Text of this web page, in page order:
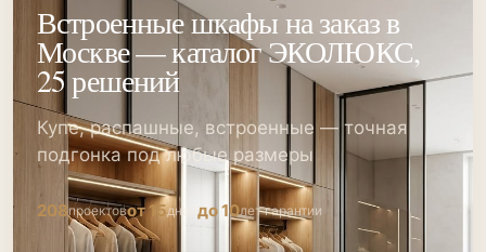
Встроенные шкафы на заказ в
Москве — каталог ЭКОЛЮКС,
25 решений
Купе, распашные, встроенные — точная
подгонка под любые размеры
208проектовот 15дней до 10лет гарантии